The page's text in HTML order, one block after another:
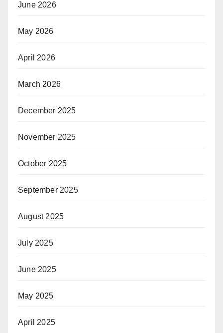
June 2026
May 2026
April 2026
March 2026
December 2025
November 2025
October 2025
September 2025
August 2025
July 2025
June 2025
May 2025
April 2025